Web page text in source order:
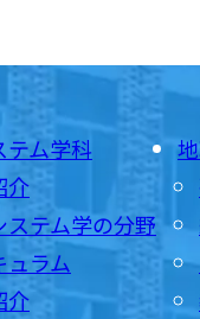
テム学科
介
ステム学の分野
ュラム
介